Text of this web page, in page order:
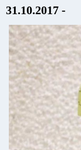
31.10.2017 -